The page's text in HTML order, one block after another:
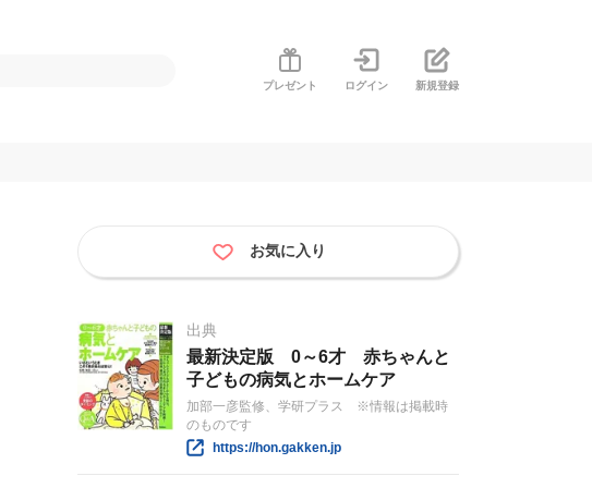
プレゼント ログイン 新規登録
お気に入り
出典
最新決定版 0～6才 赤ちゃんと
子どもの病気とホームケア
加部一彦監修、学研プラス ※情報は掲載時
のものです
https://hon.gakken.jp